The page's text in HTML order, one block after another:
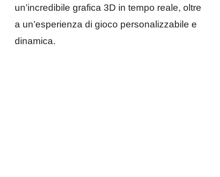
un’incredibile grafica 3D in tempo reale, oltre
a un’esperienza di gioco personalizzabile e
dinamica.